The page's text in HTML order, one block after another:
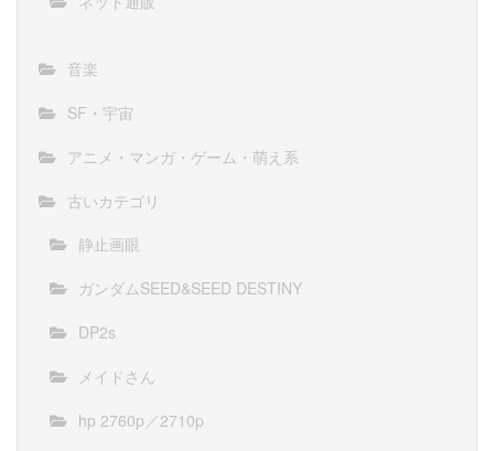
音楽
SF・宇宙
アニメ・マンガ・ゲーム・萌え系
古いカテゴリ
静止画眼
ガンダムSEED&SEED DESTINY
DP2s
メイドさん
hp 2760p／2710p